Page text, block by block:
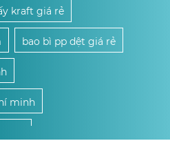
kraft giá rẻ
bao bì pp dệt giá rẻ
minh